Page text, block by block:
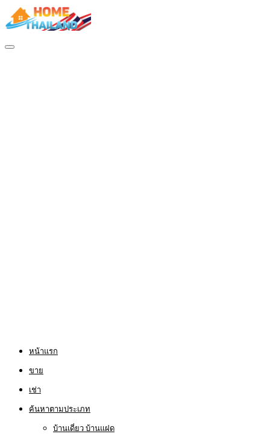
หน้าแรก
ขาย
เช่า
ค้นหาตามประเภท
บ้านเดี่ยว บ้านแฝด